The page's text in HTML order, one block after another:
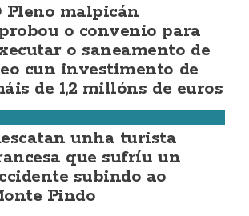
Pleno malpicán
o convenio para
o saneamento de
cun investimento de
de 1,2 millóns de euros
unha turista
que sufríu un
subindo ao
Pindo